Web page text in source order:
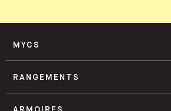
MYCS
RANGEMENTS